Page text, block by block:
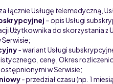
łącznie Usługę telemedyczną,
– opis Usługi
Użytkownika do skorzystania z
-wariant Usługi
cenę, Okres
w Serwisie;
- przedział czasu (np. 1